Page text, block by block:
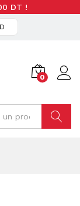
DT !
0